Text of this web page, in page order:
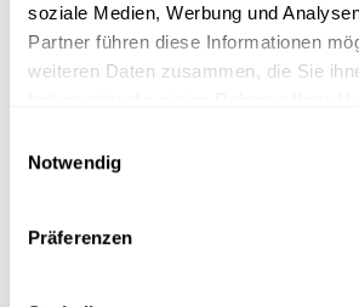
soziale Medien, Werbung und
Partner führen diese Informationen
weiteren Daten zusammen, die Sie
Notwendig
Präferenzen
Youtube-Kanal